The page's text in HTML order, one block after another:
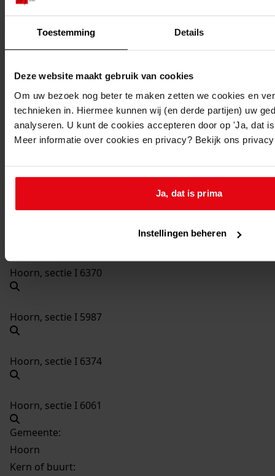
Toestemming Details
Deze website maakt gebruik van cookies
Om uw bezoek nog beter te maken zetten we cookies en
technieken in. Hiermee kunnen wij (en derde partijen) uw
analyseren. U kunt de cookies accepteren door op 'Ja, dat
Meer informatie over cookies en privacy? Bekijk ons
Ja, dat is prima
Instellingen beheren
7261Bouwen van een bedrijfsruimte, 2001
Datering:
2001
Bouwen van een bedrijfsruimte
Datum vergunning:
24-04-2001
Adres:
Hoorn, De Corantijn 61
Hoorn, sectie I 6370
Hoorn, sectie I 5987
Hoorn, sectie I 6374
Hoorn, sectie I 6061
Gemeente:
Hoorn
Kern of buurt: